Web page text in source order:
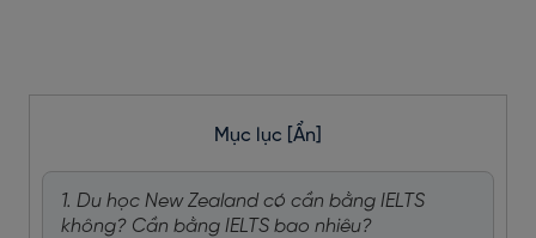
Mục lục [Ẩn]
1. Du học New Zealand có cần bằng IELTS
không? Cần bằng IELTS bao nhiêu?